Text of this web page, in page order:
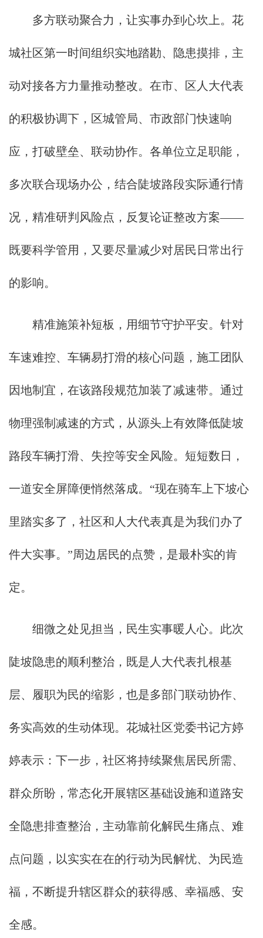
多方联动聚合力，让实事办到心坎上。花
城社区第一时间组织实地踏勘、隐患摸排，主
动对接各方力量推动整改。在市、区人大代表
的积极协调下，区城管局、市政部门快速响
应，打破壁垒、联动协作。各单位立足职能，
多次联合现场办公，结合陡坡路段实际通行情
况，精准研判风险点，反复论证整改方案——
既要科学管用，又要尽量减少对居民日常出行
的影响。
精准施策补短板，用细节守护平安。针对
车速难控、车辆易打滑的核心问题，施工团队
因地制宜，在该路段规范加装了减速带。通过
物理强制减速的方式，从源头上有效降低陡坡
路段车辆打滑、失控等安全风险。短短数日，
一道安全屏障便悄然落成。“现在骑车上下坡心
里踏实多了，社区和人大代表真是为我们办了
件大实事。”周边居民的点赞，是最朴实的肯
定。
细微之处见担当，民生实事暖人心。此次
陡坡隐患的顺利整治，既是人大代表扎根基
层、履职为民的缩影，也是多部门联动协作、
务实高效的生动体现。花城社区党委书记方婷
婷表示：下一步，社区将持续聚焦居民所需、
群众所盼，常态化开展辖区基础设施和道路安
全隐患排查整治，主动靠前化解民生痛点、难
点问题，以实实在在的行动为民解忧、为民造
福，不断提升辖区群众的获得感、幸福感、安
全感。